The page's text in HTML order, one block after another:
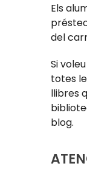
Els
del
Si
totes
llibres
blog.